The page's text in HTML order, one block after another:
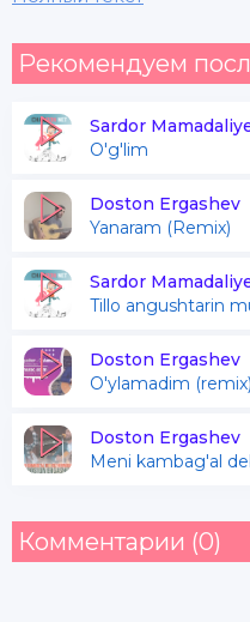
Tushinsam ham dunyoni
Qizlarga tushunmayman
Ko'plari pok oqila
Ishq bobida mohira
Tushunmagan Tohira
Qizlarga tushunmayman
E qizlarga tushunmayman
Qizlarga-a tushunmayman
Ayyor ekan makkora
E qizlarga tushunmayman
Qizlarga-a
Рекомендуем
Sardor
O'g'lim
Doston Ergashev
Yanaram (Remix)
Sardor
Tillo angushtarin
Doston Ergashev
O'ylamadim (remix)
Doston Ergashev
Meni kambag'al
Комментарии (0)